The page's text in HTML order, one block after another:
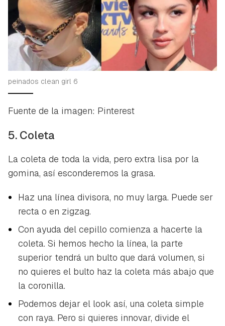
peinados clean girl 6
Fuente de la imagen: Pinterest
5. Coleta
La coleta de toda la vida, pero extra lisa por la
gomina, así esconderemos la grasa.
Haz una línea divisora, no muy larga. Puede ser
recta o en zigzag.
Con ayuda del cepillo comienza a hacerte la
coleta. Si hemos hecho la línea, la parte
superior tendrá un bulto que dará volumen, si
no quieres el bulto haz la coleta más abajo que
la coronilla.
Podemos dejar el look así, una coleta simple
con raya. Pero si quieres innovar, divide el